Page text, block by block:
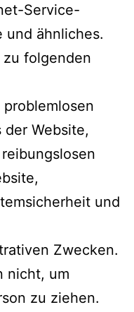
Service-
und ähnliches.
folgenden
der Website,
und
Zwecken.
nicht, um
zu ziehen.